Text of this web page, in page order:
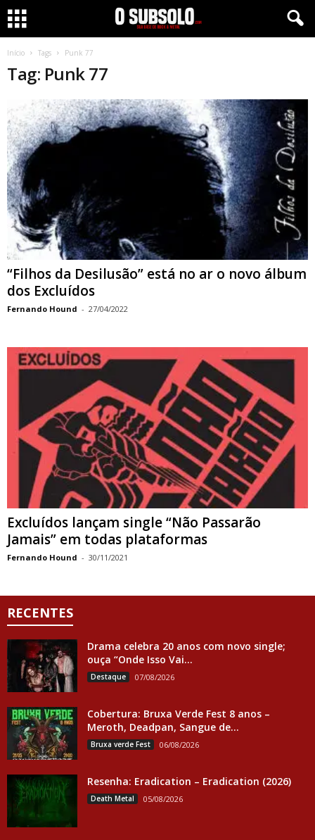
Início Tags Punk 77
Tag: Punk 77
“Filhos da Desilusão” está no ar o novo álbum
dos Excluídos
Fernando Hound - 27/04/2022
Excluídos lançam single “Não Passarão
Jamais” em todas plataformas
Fernando Hound - 30/11/2021
RECENTES
Drama celebra 20 anos com novo single;
ouça “Onde Isso Vai...
Destaque 07/08/2026
Cobertura: Bruxa Verde Fest 8 anos –
Meroth, Deadpan, Sangue de...
Bruxa verde Fest 06/08/2026
Resenha: Eradication – Eradication (2026)
Death Metal 05/08/2026